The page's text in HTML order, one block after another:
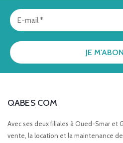
QABES COM
Avec ses deux filiales à Oued-Smar et
vente, la location et la maintenance